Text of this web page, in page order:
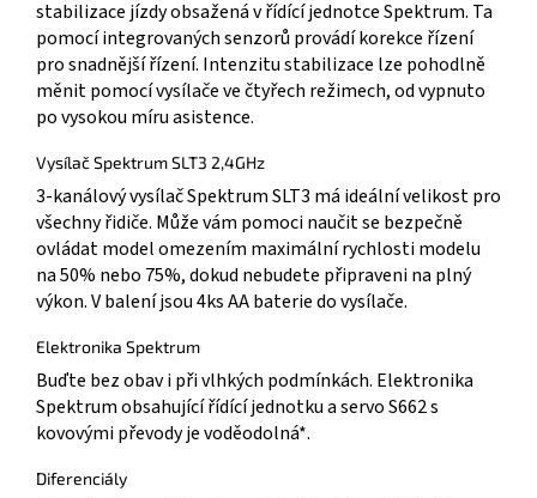
stabilizace jízdy obsažená v řídící jednotce Spektrum. Ta
pomocí integrovaných senzorů provádí korekce řízení
pro snadnější řízení. Intenzitu stabilizace lze pohodlně
měnit pomocí vysílače ve čtyřech režimech, od vypnuto
po vysokou míru asistence.
Vysílač Spektrum SLT3 2,4GHz
3-kanálový vysílač Spektrum SLT3 má ideální velikost pro
všechny řidiče. Může vám pomoci naučit se bezpečně
ovládat model omezením maximální rychlosti modelu
na 50% nebo 75%, dokud nebudete připraveni na plný
výkon. V balení jsou 4ks AA baterie do vysílače.
Elektronika Spektrum
Buďte bez obav i při vlhkých podmínkách. Elektronika
Spektrum obsahující řídící jednotku a servo S662 s
kovovými převody je voděodolná*.
Diferenciály